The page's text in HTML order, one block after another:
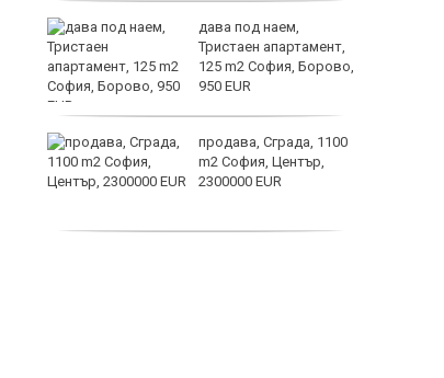
дава под наем,
Тристаен апартамент,
125 m2 София, Борово,
950 EUR
продава, Сграда, 1100
m2 София, Център,
2300000 EUR